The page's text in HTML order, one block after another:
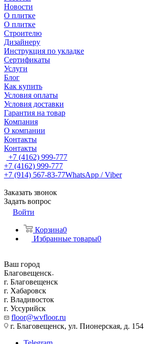
Новости
О плитке
О плитке
Строителю
Дизайнеру
Инструкция по укладке
Сертификаты
Услуги
Блог
Как купить
Условия оплаты
Условия доставки
Гарантия на товар
Компания
О компании
Контакты
Контакты
+7 (4162) 999-777
+7 (4162) 999-777
+7 (914) 567-83-77WhatsApp / Viber
Заказать звонок
Задать вопрос
Войти
Корзина0
Избранные товары0
Ваш город
Благовещенск
г. Благовещенск
г. Хабаровск
г. Владивосток
г. Уссурийск
floor@wvfloor.ru
г. Благовещенск, ул. Пионерская, д. 154